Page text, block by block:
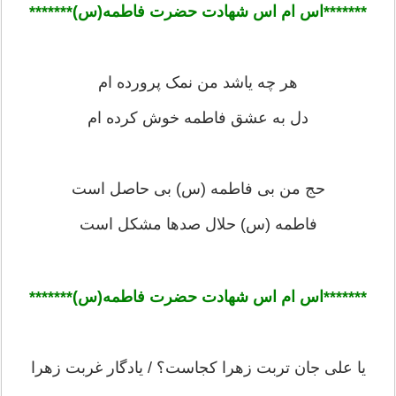
*******اس ام اس شهادت حضرت فاطمه(س)*******
هر چه یاشد من نمک پرورده ام
دل به عشق فاطمه خوش کرده ام
حج من بی فاطمه (س) بی حاصل است
فاطمه (س) حلال صدها مشکل است
*******اس ام اس شهادت حضرت فاطمه(س)*******
یا علی جان تربت زهرا کجاست؟ / یادگار غربت زهرا